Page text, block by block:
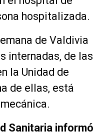
hospitalizada.
de Valdivia
internadas, de las
la Unidad de
de ellas, está
Sanitaria informó